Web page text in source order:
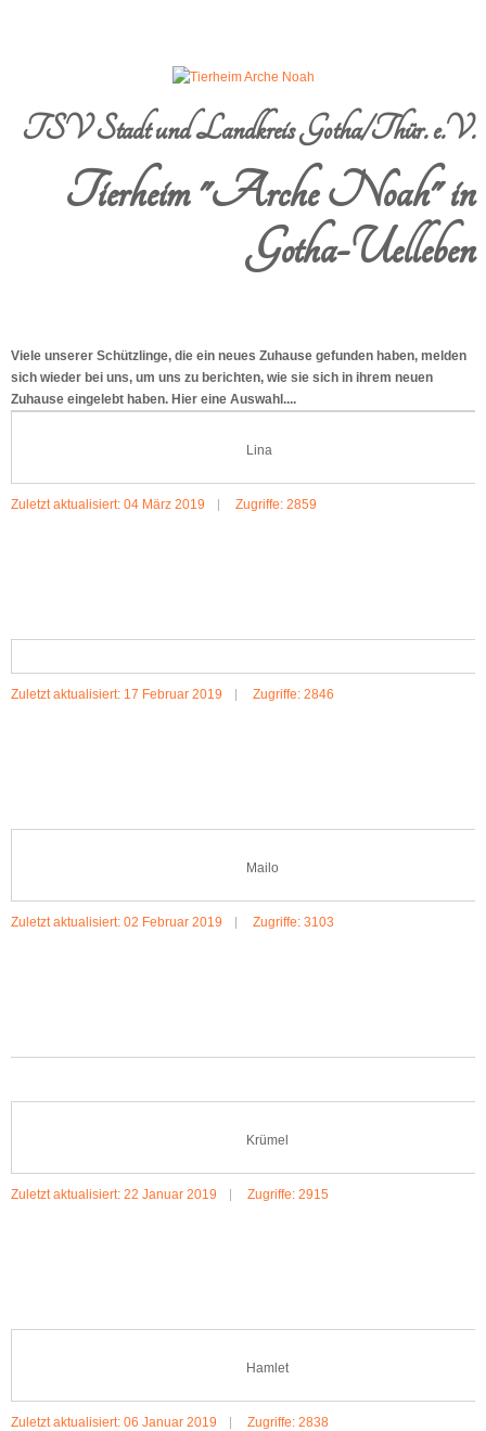
TSV Stadt und Landkreis Gotha/Thür. e.V.
Tierheim "Arche Noah" in
Gotha-Uelleben
Viele unserer Schützlinge, die ein neues Zuhause gefunden haben, melden
sich wieder bei uns, um uns zu berichten, wie sie sich in ihrem neuen
Zuhause eingelebt haben. Hier eine Auswahl....
Lina
Zuletzt aktualisiert: 04 März 2019 Zugriffe: 2859
Zuletzt aktualisiert: 17 Februar 2019 Zugriffe: 2846
Mailo
Zuletzt aktualisiert: 02 Februar 2019 Zugriffe: 3103
Krümel
Zuletzt aktualisiert: 22 Januar 2019 Zugriffe: 2915
Hamlet
Zuletzt aktualisiert: 06 Januar 2019 Zugriffe: 2838